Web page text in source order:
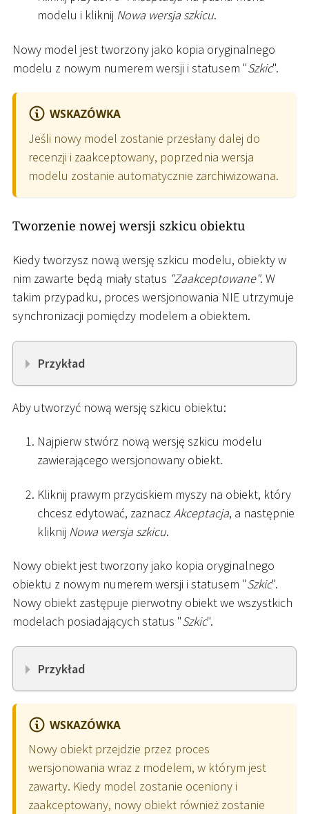
modelu i kliknij Nowa wersja szkicu.
Nowy model jest tworzony jako kopia oryginalnego
modelu z nowym numerem wersji i statusem "Szkic".
WSKAZÓWKA
Jeśli nowy model zostanie przesłany dalej do
recenzji i zaakceptowany, poprzednia wersja
modelu zostanie automatycznie zarchiwizowana.
Tworzenie nowej wersji szkicu obiektu
Kiedy tworzysz nową wersję szkicu modelu, obiekty w
nim zawarte będą miały status "Zaakceptowane". W
takim przypadku, proces wersjonowania NIE utrzymuje
synchronizacji pomiędzy modelem a obiektem.
Przykład
Aby utworzyć nową wersję szkicu obiektu:
Najpierw stwórz nową wersję szkicu modelu
zawierającego wersjonowany obiekt.
Kliknij prawym przyciskiem myszy na obiekt, który
chcesz edytować, zaznaczAkceptacja, a następnie
kliknij Nowa wersja szkicu.
Nowy obiekt jest tworzony jako kopia oryginalnego
obiektu z nowym numerem wersji i statusem "Szkic".
Nowy obiekt zastępuje pierwotny obiekt we wszystkich
modelach posiadających status "Szkic".
Przykład
WSKAZÓWKA
Nowy obiekt przejdzie przez proces
wersjonowania wraz z modelem, w którym jest
zawarty. Kiedy model zostanie oceniony i
zaakceptowany, nowy obiekt również zostanie